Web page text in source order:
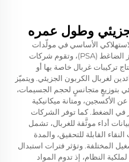
وطول عمره
الأساسي في مولّدات
النيتروجين التي تعتمد على تقنية الامتزاز الضاغط (PSA)، وتقوم شركات
تركيبات غربال خاصة بها أو
لغربال الكربون الجزيئي. ويتميّز
بتوزيعٍ متجانسٍ لحجم الجسيمات،
الأكسجين، ومتانة ميكانيكية
في الضغط. كما توفر الشركات
أداء موثَّقة للغربال، تشمل
القابلة للتحقيق، والمدة
المختلفة. وتؤثر فترات استبدال
لملكية النظام، إذ تدوم المواد